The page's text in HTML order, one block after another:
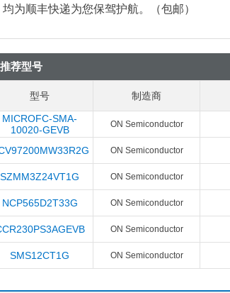
为顺丰快递为您保驾护航。（包邮）
推荐型号
型号 制造商
MICROFC-SMA-
10020-GEVB
ON Semiconductor
ON Semiconductor
SZMM3Z24VT1G ON Semiconductor
NCP565D2T33G ON Semiconductor
ON Semiconductor
SMS12CT1G ON Semiconductor